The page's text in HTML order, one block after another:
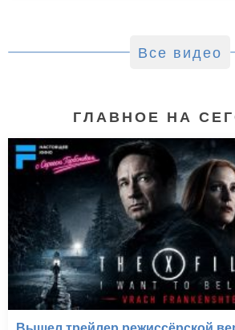
Все видео
ГЛАВНОЕ НА